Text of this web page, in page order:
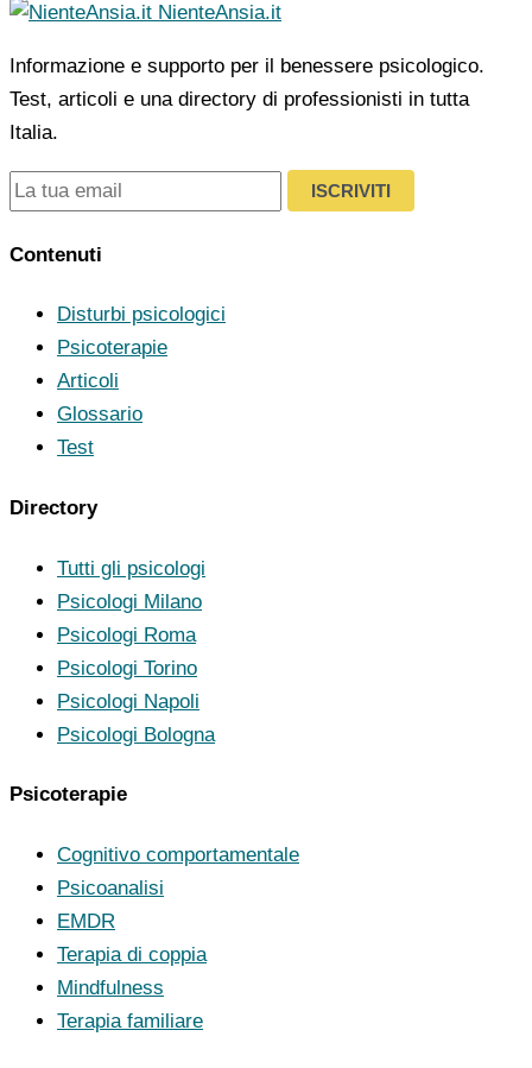
NienteAnsia.it
Informazione e supporto per il benessere psicologico.
Test, articoli e una directory di professionisti in tutta
Italia.
ISCRIVITI
Contenuti
Disturbi psicologici
Psicoterapie
Articoli
Glossario
Test
Directory
Tutti gli psicologi
Psicologi Milano
Psicologi Roma
Psicologi Torino
Psicologi Napoli
Psicologi Bologna
Psicoterapie
Cognitivo comportamentale
Psicoanalisi
EMDR
Terapia di coppia
Mindfulness
Terapia familiare